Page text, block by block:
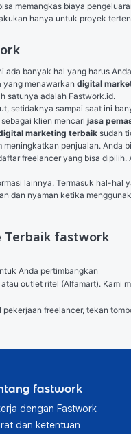
memangkas biaya
hanya untuk proyek
ada banyak hal yang harus
yang menawarkan digital
satunya adalah Fastwork.id.
setidaknya sampai saat ini
klien mencari jasa
marketing terbaik sudah
penjualan. Anda
freelancer yang bisa
lainnya. Termasuk hal-hal
dan nyaman ketika
Terbaik fastwork
Anda pertimbangkan
outlet ritel (Alfamart). Kami
freelancer, tekan
fastwork
dengan Fastwork
dan ketentuan